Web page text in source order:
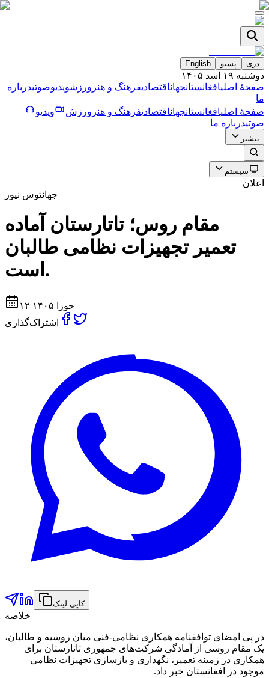
دری پښتو English
دوشنبه ۱۹ اسد ۱۴۰۵
صفحۀ اصلیافغانستانجهاناقتصادیفرهنگ و هنر ورزشویدیوصوتیدرباره
ما
صفحۀ اصلیافغانستانجهاناقتصادیفرهنگ و هنر ورزش
ویدیو
صوتیدرباره ما
بیشتر
سیستم
اعلان
جهانتوس نیوز
مقام روس؛ تاتارستان آماده
تعمير تجهيزات نظامى طالبان
است.
۱۲ جوزا ۱۴۰۵
اشتراک‌گذاری
کاپی لینک
خلاصه
در پی امضای توافقنامه همکاری نظامی-فنی میان روسیه و طالبان،
یک مقام روسی از آمادگی شرکت‌های جمهوری تاتارستان برای
همکاری در زمینه تعمیر، نگهداری و بازسازی تجهیزات نظامی
موجود در افغانستان خبر داد.